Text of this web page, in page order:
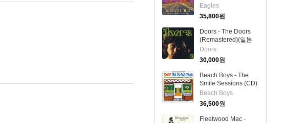
Legendary
Broadcasts (6CD
Boxset)
Eagles
35,800원
Doors - The Doors
(Remastered)(일본
반)(CD)
Doors
30,000원
Beach Boys - The
Smile Sessions (CD)
Beach Boys
36,500원
Fleetwood Mac -